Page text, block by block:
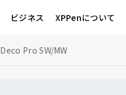
ビジネス XPPenについて
Deco Pro SW/MW